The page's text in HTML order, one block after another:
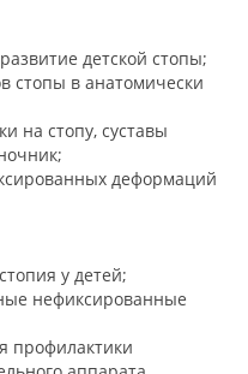
детской стопы;
стопы в анатомически
на стопу, суставы
деформаций
у детей;
нефиксированные
профилактики